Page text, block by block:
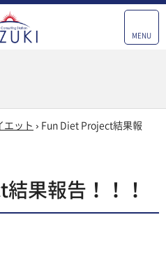
MENU
エット › Fun Diet Project結果報
果報告！！！